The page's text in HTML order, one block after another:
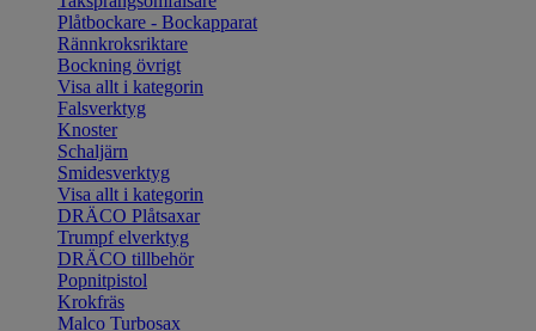
Plåtbockare - Bockapparat
Rännkroksriktare
Bockning övrigt
Visa allt i kategorin
Falsverktyg
Knoster
Schaljärn
Smidesverktyg
Visa allt i kategorin
DRÄCO Plåtsaxar
Trumpf elverktyg
DRÄCO tillbehör
Popnitpistol
Krokfräs
Malco Turbosax